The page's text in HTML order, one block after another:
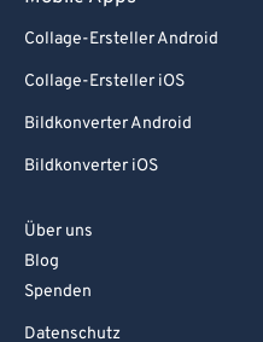
Collage-Ersteller Android
Collage-Ersteller iOS
Bildkonverter Android
Bildkonverter iOS
Über uns
Blog
Spenden
Datenschutz